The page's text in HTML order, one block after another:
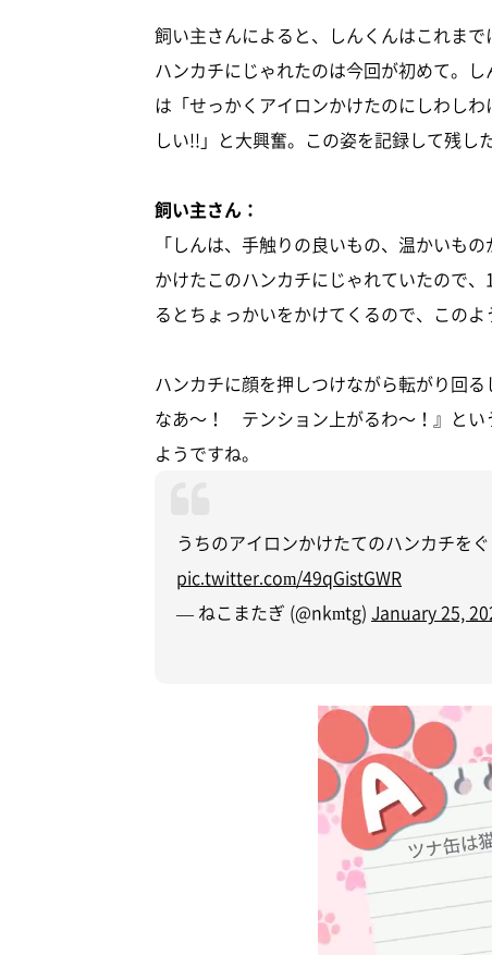
飼い主さんによると、しんくんはこれま
ハンカチにじゃれたのは今回が初めて。
は「せっかくアイロンかけたのにしわ
しい!!」と大興奮。この姿を記録して残し
飼い主さん：
「しんは、手触りの良いもの、温かいも
かけたこのハンカチにじゃれていたので
るとちょっかいをかけてくるので、この
ハンカチに顔を押しつけながら転がり回
なあ～！ テンション上がるわ～！』と
ようですね。
うちのアイロンかけたてのハンカチを
pic.twitter.com/49qGistGWR
— ねこまたぎ (@nkmtg) January 25,